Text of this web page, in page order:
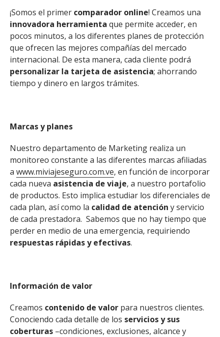
¡Somos el primer comparador online! Creamos una
innovadora herramienta que permite acceder, en
pocos minutos, a los diferentes planes de protección
que ofrecen las mejores compañías del mercado
internacional. De esta manera, cada cliente podrá
personalizar la tarjeta de asistencia; ahorrando
tiempo y dinero en largos trámites.
Marcas y planes
Nuestro departamento de Marketing realiza un
monitoreo constante a las diferentes marcas afiliadas
a www.miviajeseguro.com.ve, en función de incorporar
cada nueva asistencia de viaje, a nuestro portafolio
de productos. Esto implica estudiar los diferenciales de
cada plan, así como la calidad de atención y servicio
de cada prestadora. Sabemos que no hay tiempo que
perder en medio de una emergencia, requiriendo
respuestas rápidas y efectivas.
Información de valor
Creamos contenido de valor para nuestros clientes.
Conociendo cada detalle de los servicios y sus
coberturas –condiciones, exclusiones, alcance y